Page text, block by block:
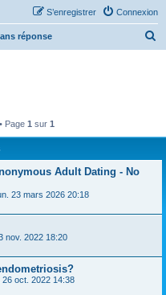
Connexion
S’enregistrer
réponse
Page 1 sur 1
Adult Dating - No
23 mars 2026 20:18
nov. 2022 18:20
26 oct. 2022 14:38